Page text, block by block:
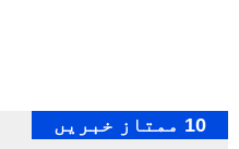
10 ممتاز خبریں